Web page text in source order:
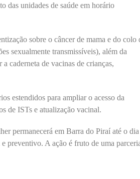
das unidades de saúde em horário
sobre o câncer de mama e do colo
sexualmente transmissíveis), além da
caderneta de vacinas de crianças,
estendidos para ampliar o acesso da
de ISTs e atualização vacinal.
permanecerá em Barra do Piraí até o dia
preventivo. A ação é fruto de uma